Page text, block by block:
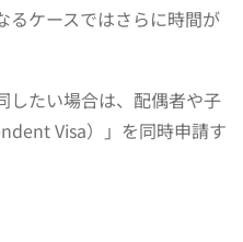
るケースではさらに時間が
したい場合は、配偶者や子
Visa）」を同時申請す